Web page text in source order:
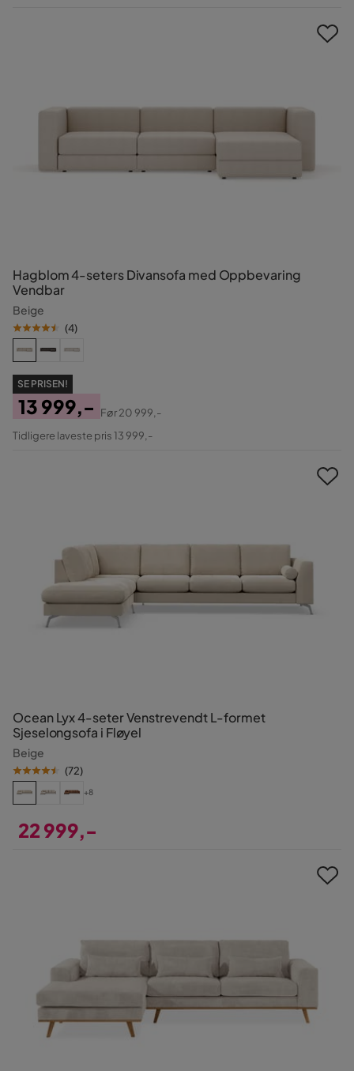
Hagblom 4-seters Divansofa med Oppbevaring
Vendbar
Beige
(4)
SE PRISEN!
Pris
13 999,-
Original
Før20 999,-
Tidligere laveste pris 13 999,-
Ocean Lyx 4-seter Venstrevendt L-formet
Sjeselongsofa i Fløyel
Beige
(72)
+8
22 999,-